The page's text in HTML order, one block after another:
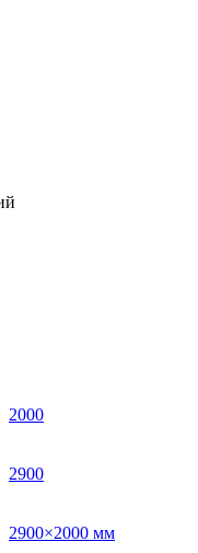
2000
2900
2900×2000 мм